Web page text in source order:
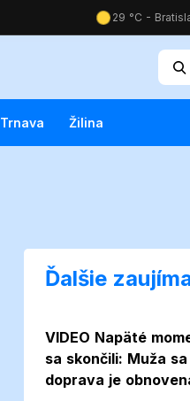
Trnava Žilina
Ďalšie
Video
VIDEO Napäté
sa skončili: Muža
doprava je